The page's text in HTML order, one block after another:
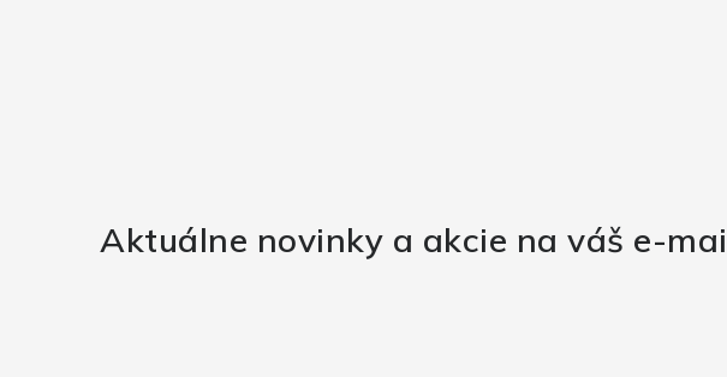
Aktuálne novinky a akcie na váš e-